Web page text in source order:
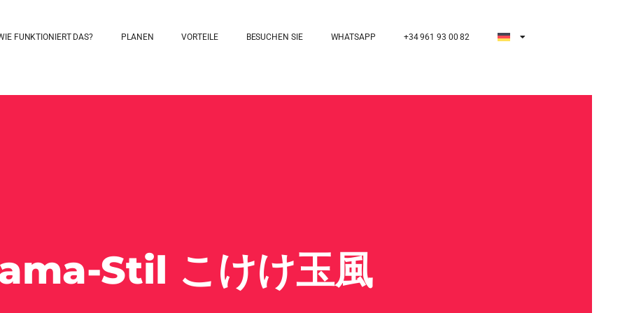
FUNKTIONIERT DAS? PLANEN VORTEILE BESUCHEN SIE WHATSAPP +34 961 93 00 82
Stil こけけ玉風